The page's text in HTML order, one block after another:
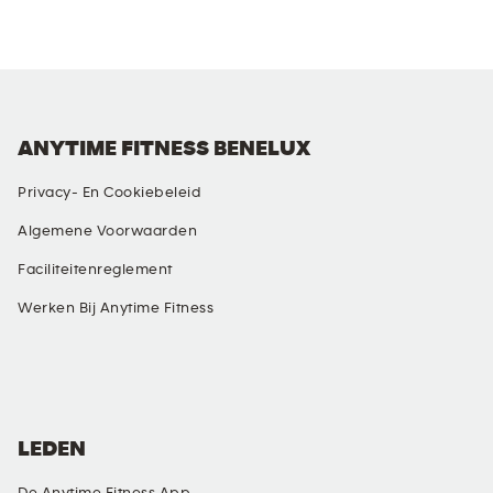
ANYTIME FITNESS BENELUX
Privacy- En Cookiebeleid
Algemene Voorwaarden
Faciliteitenreglement
Werken Bij Anytime Fitness
LEDEN